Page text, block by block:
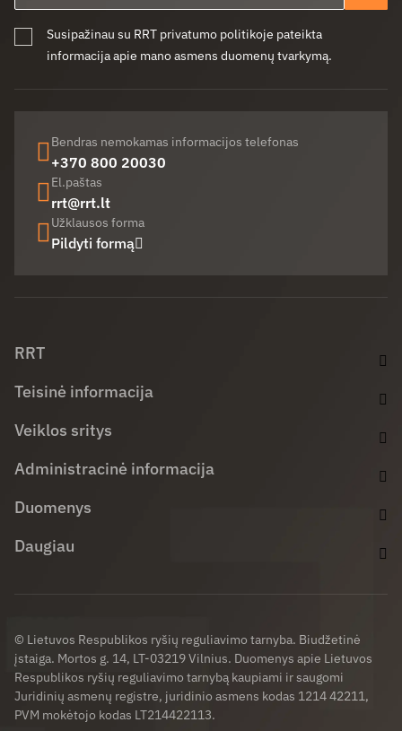
Susipažinau su RRT privatumo politikoje pateikta
informacija apie mano asmens duomenų tvarkymą.
Bendras nemokamas informacijos telefonas
+370 800 20030
El.paštas
rrt@rrt.lt
Užklausos forma
Pildyti formą
RRT
Teisinė informacija
Veiklos sritys
Administracinė informacija
Duomenys
Daugiau
© Lietuvos Respublikos ryšių reguliavimo tarnyba. Biudžetinė
įstaiga. Mortos g. 14, LT-03219 Vilnius. Duomenys apie Lietuvos
Respublikos ryšių reguliavimo tarnybą kaupiami ir saugomi
Juridinių asmenų registre, juridinio asmens kodas 1214 42211,
PVM mokėtojo kodas LT214422113.